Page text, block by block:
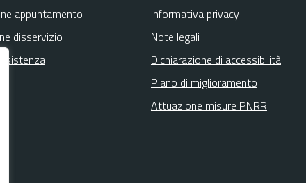
appuntamento
disservizio
Informativa privacy
Note legali
Dichiarazione di accessibilità
Piano di miglioramento
Attuazione misure PNRR